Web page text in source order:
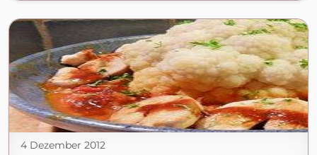
4 Dezember 2012